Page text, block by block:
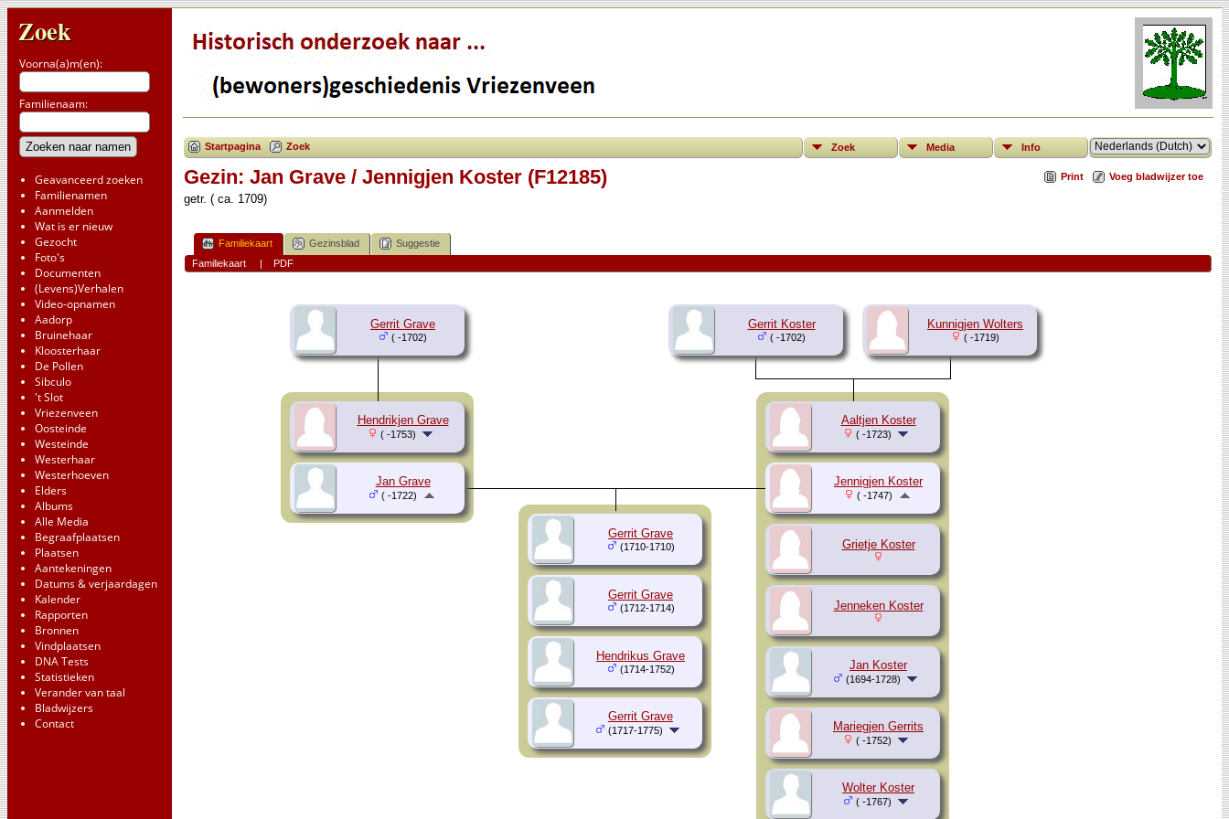
Zoek
Voorna(a)m(en):
Familienaam:
Geavanceerd zoeken
Familienamen
Aanmelden
Wat is er nieuw
Gezocht
Foto's
Documenten
(Levens)Verhalen
Video-opnamen
Aadorp
Bruinehaar
Kloosterhaar
De Pollen
Sibculo
't Slot
Vriezenveen
Oosteinde
Westeinde
Westerhaar
Westerhoeven
Elders
Albums
Alle Media
Begraafplaatsen
Plaatsen
Aantekeningen
Datums & verjaardagen
Kalender
Rapporten
Bronnen
Vindplaatsen
DNA Tests
Statistieken
Verander van taal
Bladwijzers
Contact
Startpagina Zoek Zoek Media Info
Print Voeg bladwijzer toe
Gezin: Jan Grave / Jennigjen Koster (F12185)
getr. ( ca. 1709)
Familiekaart Gezinsblad
Suggestie
Familiekaart
| PDF
Gerrit Grave
( -1702)
Hendrikjen Grave
( -1753)
Gerrit Koster
( -1702)
Kunnigjen Wolters
( -1719)
Aaltjen Koster
( -1723)
Grietje Koster
Jenneken Koster
Jan Koster
(1694-1728)
Mariegjen Gerrits
( -1752)
Wolter Koster
( -1767)
Jan Grave
( -1722)
Jennigjen Koster
( -1747)
Gerrit Grave
(1710-1710)
Gerrit Grave
(1712-1714)
Hendrikus Grave
(1714-1752)
Gerrit Grave
(1717-1775)